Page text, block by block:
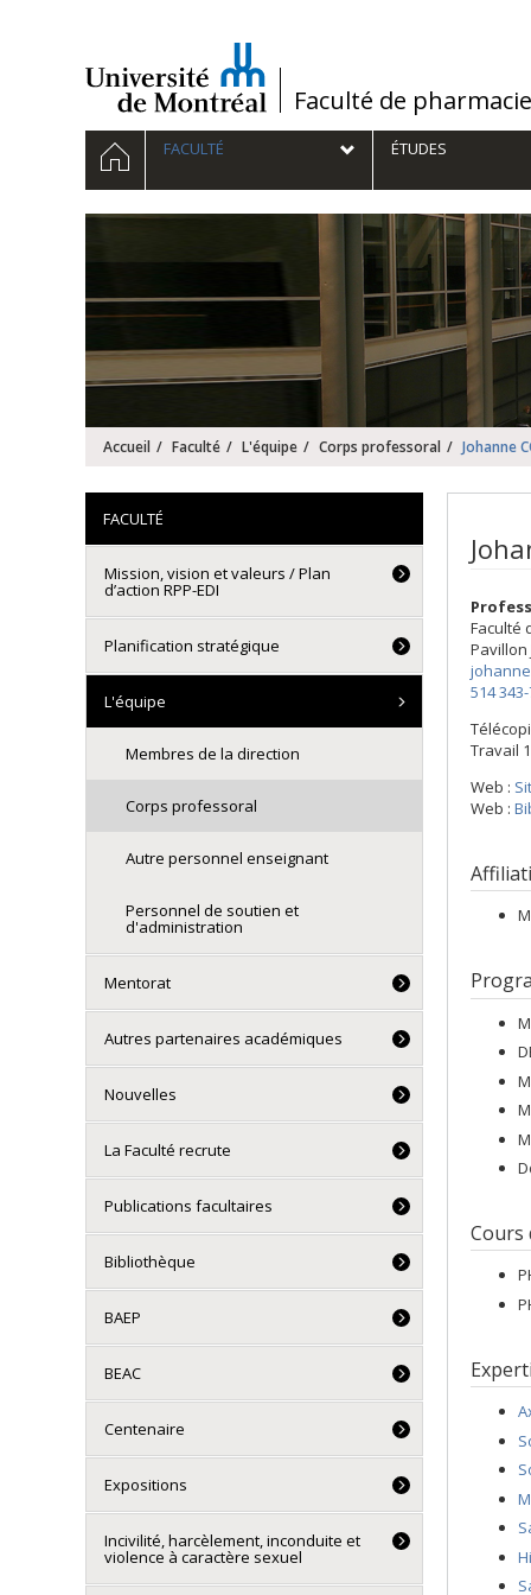
/Faculté de pharmacie
Navigation
principale
ACCUEILFACULTÉ ÉTUDES
Accueil Faculté L'équipe Corps professoral Johanne
Faculté
Pavillon
514
Travail
Web :
Web :
Cours
FACULTÉ
Mission, vision et valeurs / Plan
d’action RPP-EDI
Planification stratégique
L'équipe
Membres de la direction
Corps professoral
Autre personnel enseignant
Personnel de soutien et
d'administration
Mentorat
Autres partenaires académiques
Nouvelles
La Faculté recrute
Publications facultaires
Bibliothèque
BAEP
BEAC
Centenaire
Expositions
Incivilité, harcèlement, inconduite et
violence à caractère sexuel